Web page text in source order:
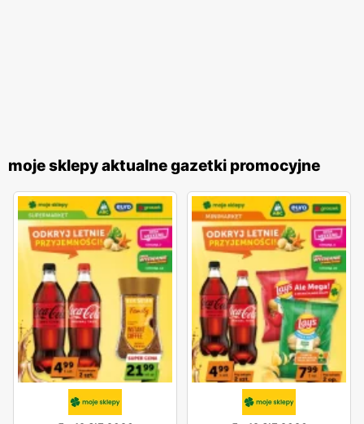
moje sklepy aktualne gazetki promocyjne